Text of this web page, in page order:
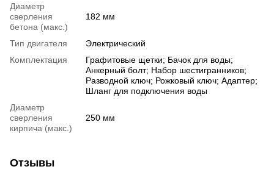
Диаметр
сверления
бетона (макс.)
182 мм
Тип двигателя
Электрический
Комплектация
Графитовые щетки; Бачок для воды;
Анкерный болт; Набор шестигранников;
Разводной ключ; Рожковый ключ; Адаптер;
Шланг для подключения воды
Диаметр
сверления
кирпича (макс.)
250 мм
Отзывы